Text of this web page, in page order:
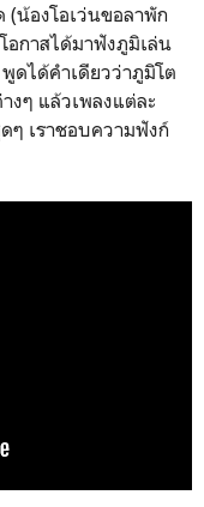
(น้องโอเว่นขอลาพัก
อกาสได้มาฟังภูมิเล่น
ดได้คำเดียวว่าภูมิโต
งๆ แล้วเพลงแต่ละ
ๆ เราชอบความฟังก์